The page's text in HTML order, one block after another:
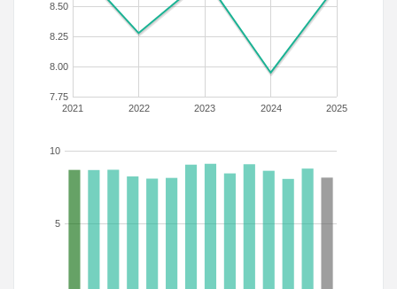
2021 2022 2023 2024 2025
7.75
8.00
8.25
8.50
5
10